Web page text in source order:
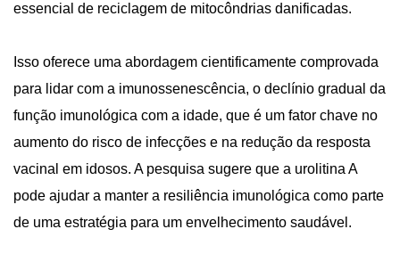
essencial de reciclagem de mitocôndrias danificadas.
Isso oferece uma abordagem cientificamente comprovada
para lidar com a imunossenescência, o declínio gradual da
função imunológica com a idade, que é um fator chave no
aumento do risco de infecções e na redução da resposta
vacinal em idosos. A pesquisa sugere que a urolitina A
pode ajudar a manter a resiliência imunológica como parte
de uma estratégia para um envelhecimento saudável.